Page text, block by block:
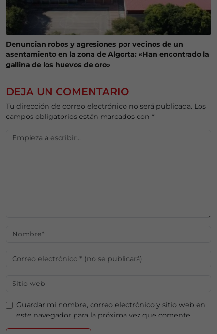
Denuncian robos y agresiones por vecinos de un
asentamiento en la zona de Algorta: «Han encontrado la
gallina de los huevos de oro»
DEJA UN COMENTARIO
Tu dirección de correo electrónico no será publicada. Los
campos obligatorios están marcados con *
Guardar mi nombre, correo electrónico y sitio web en
este navegador para la próxima vez que comente.